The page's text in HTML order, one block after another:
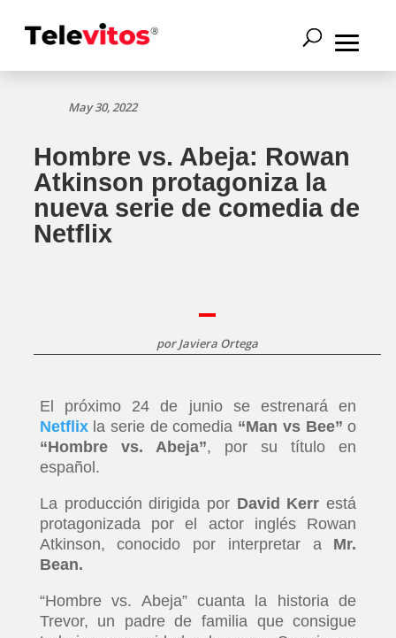
May 30, 2022
Hombre vs. Abeja: Rowan
Atkinson protagoniza la
nueva serie de comedia de
Netflix
porJaviera Ortega
El próximo 24 de junio se estrenará en
Netflixla serie de comedia “Man vs Bee” o
“Hombre vs. Abeja”, por su título en
español.
La producción dirigida por David Kerr está
protagonizada por el actor inglés Rowan
Atkinson, conocido por interpretar a Mr.
Bean.
“Hombre vs. Abeja” cuanta la historia de
Trevor, un padre de familia que consigue